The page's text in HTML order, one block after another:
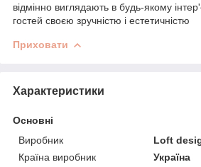
відмінно виглядають в будь-якому
гостей своєю зручністю і естетичністю
Приховати
Характеристики
Основні
Виробник
Loft
Країна виробник
Україна